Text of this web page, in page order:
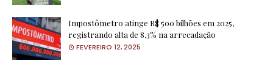
Impostômetro atinge R$ 500 bilhões em 2025,
registrando alta de 8,3% na arrecadação
FEVEREIRO 12, 2025